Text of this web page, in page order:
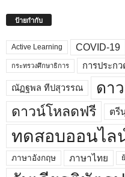
ป้ายกำกับ
Active Learning COVID-19
กระทรวงศึกษาธิการ การประกว
ณัฏฐพล ทีปสุวรรณ ดา
ดาวน์โหลดฟรี ตรี
ทดสอบออนไล
ภาษาอังกฤษ ภาษาไทย